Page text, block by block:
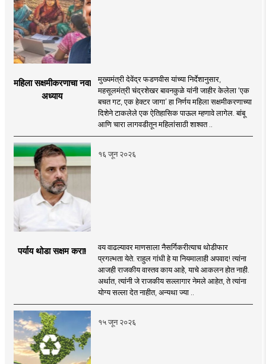
महिला सक्षमीकरणाचा नवा
अध्याय
मुख्यमंत्री देवेंद्र फडणवीस यांच्या निर्देशानुसार,
महसूलमंत्री चंद्रशेखर बावनकुळे यांनी जाहीर केलेला ‘एक
बचत गट, एक हेक्टर जागा’ हा निर्णय महिला सक्षमीकरणाच्या
दिशेने टाकलेले एक ऐतिहासिक पाऊल म्हणावे लागेल. बांबू
आणि चारा लागवडीतून महिलांसाठी शाश्वत ..
१६ जून २०२६
पर्याय थोडा सक्षम करा!
वय वाढल्यावर माणसाला नैसर्गिकरीत्याच थोडीफार
प्रगल्भता येते. राहुल गांधी हे या नियमालाही अपवाद! त्यांना
आजही राजकीय वास्तव काय आहे, याचे आकलन होत नाही.
अर्थात, त्यांनी जे राजकीय सल्लागार नेमले आहेत, ते त्यांना
योग्य सल्ला देत नाहीत, अन्यथा ज्या ..
१५ जून २०२६